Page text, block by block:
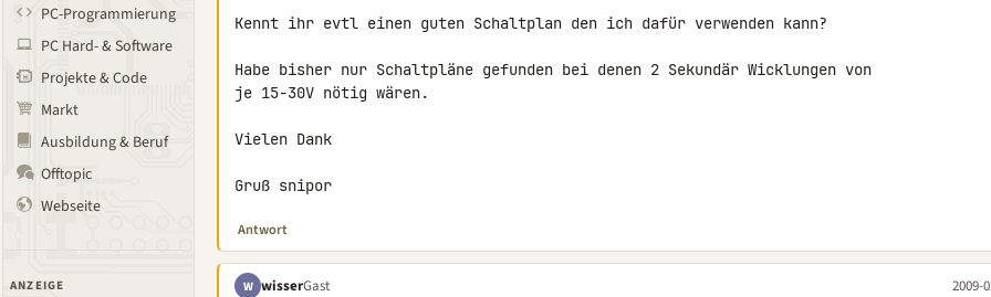
PC-Programmierung
PC Hard- & Software
Projekte & Code
Markt
Ausbildung & Beruf
Offtopic
Webseite
ANZEIGE
Kennt ihr evtl einen guten Schaltplan den ich dafür verwenden kann?
Habe bisher nur Schaltpläne gefunden bei denen 2 Sekundär Wicklungen von
je 15-30V nötig wären.
Vielen Dank
Gruß snipor
Antwort
W wisserGast 2009-